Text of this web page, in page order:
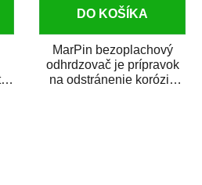
DO KOŠÍKA
MarPin bezoplachový
odhrdzovač je prípravok
na odstránenie korózie